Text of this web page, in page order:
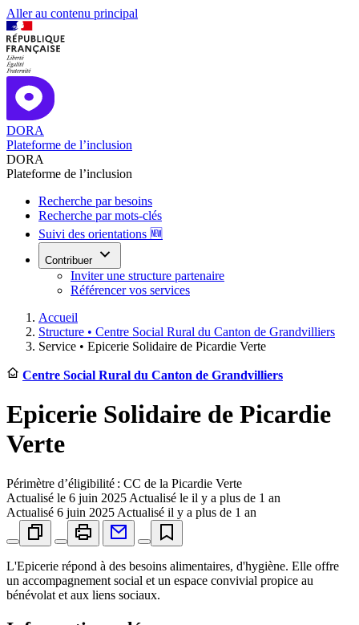
Aller au contenu principal
DORA
Plateforme de l’inclusion
DORA
Plateforme de l’inclusion
Recherche par besoins
Recherche par mots-clés
Suivi des orientations 🆕
Contribuer
Inviter une structure partenaire
Référencer vos services
Accueil
Structure • Centre Social Rural du Canton de Grandvilliers
Service • Epicerie Solidaire de Picardie Verte
Centre Social Rural du Canton de Grandvilliers
Epicerie Solidaire de Picardie
Verte
Périmètre d’éligibilité : CC de la Picardie Verte
Actualisé le 6 juin 2025 Actualisé le il y a plus de 1 an
Actualisé 6 juin 2025 Actualisé il y a plus de 1 an
L'Epicerie répond à des besoins alimentaires, d'hygiène. Elle offre
un accompagnement social et un espace convivial propice au
bénévolat et aux liens sociaux.